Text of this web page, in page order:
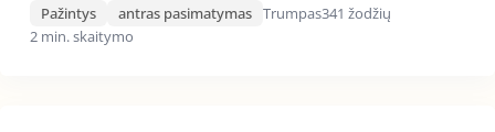
Pažintys antras pasimatymas Trumpas341 žodžių
2 min. skaitymo